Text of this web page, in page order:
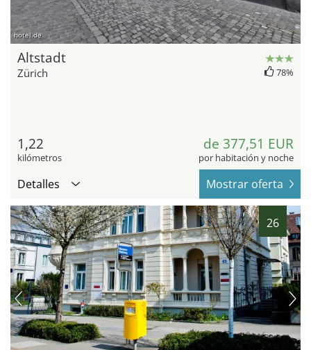
hotel.de
Altstadt
Zürich 78%
1,22
kilómetros
de 377,51 EUR
por habitación y noche
Detalles Mostrar oferta
26